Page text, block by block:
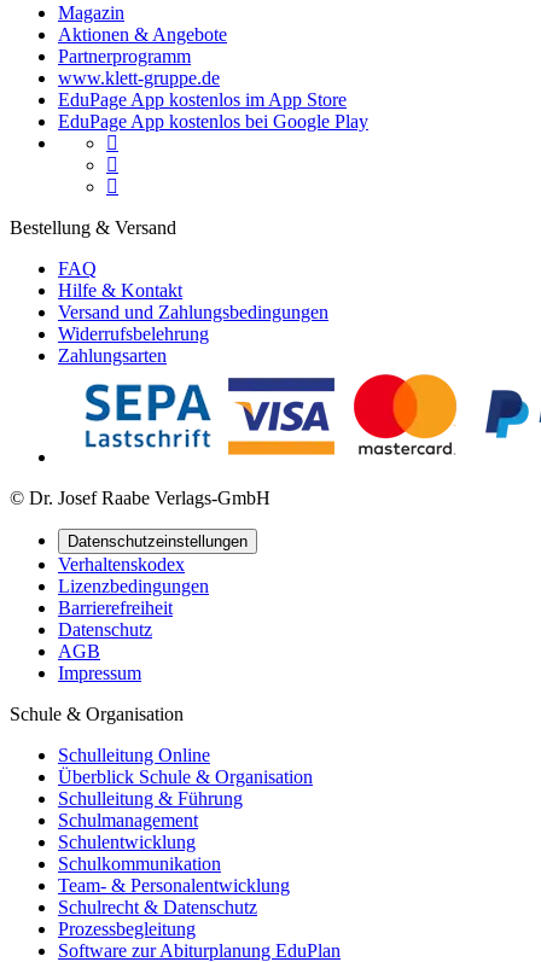
Magazin
Aktionen & Angebote
Partnerprogramm
www.klett-gruppe.de
EduPage App kostenlos im App Store
EduPage App kostenlos bei Google Play



Bestellung & Versand
FAQ
Hilfe & Kontakt
Versand und Zahlungsbedingungen
Widerrufsbelehrung
Zahlungsarten
© Dr. Josef Raabe Verlags-GmbH
Datenschutzeinstellungen
Verhaltenskodex
Lizenzbedingungen
Barrierefreiheit
Datenschutz
AGB
Impressum
Schule & Organisation
Schulleitung Online
Überblick Schule & Organisation
Schulleitung & Führung
Schulmanagement
Schulentwicklung
Schulkommunikation
Team- & Personalentwicklung
Schulrecht & Datenschutz
Prozessbegleitung
Software zur Abiturplanung EduPlan